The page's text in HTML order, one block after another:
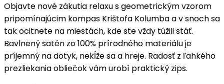
Objavte nové zákutia relaxu s geometrickým vzorom
pripomínajúcim kompas Krištofa Kolumba a v snoch sa
tak ocitnete na miestách, kde ste vždy túžili stáť.
Bavlnený satén zo 100% prírodného materiálu je
príjemný na dotyk, nekĺže sa a hreje. Radosť z ľahkého
prezliekania obliečok vám urobí praktický zips.